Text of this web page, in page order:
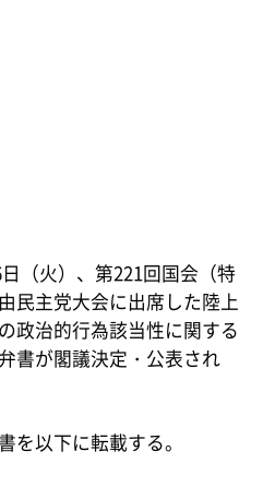
（火）、第221回国会（特
民主党大会に出席した陸上
政治的行為該当性に関する
書が閣議決定・公表され
以下に転載する。